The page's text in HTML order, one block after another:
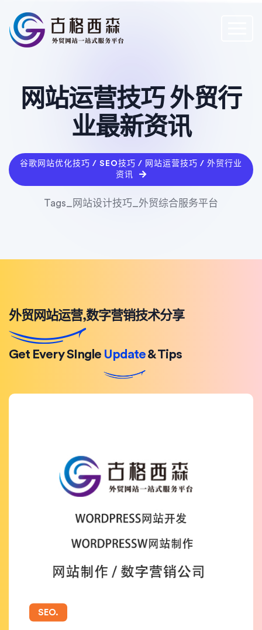
网站运营技巧 外贸行
业最新资讯
谷歌网站优化技巧 / SEO技巧 / 网站运营技巧 / 外贸行业
资讯
Tags_网站设计技巧_外贸综合服务平台
外贸网站运营,数字营销技术分享
Get Every SIngle Update& Tips
SEO.